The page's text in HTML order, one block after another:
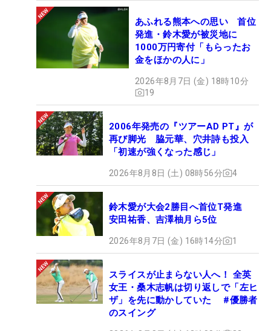
あふれる熊本への思い 首位
発進・鈴木愛が被災地に
1000万円寄付「もらったお
金をほかの人に」
2026年8月7日 (金) 18時10分
19
2006年発売の『ツアーAD PT』が
再び脚光 脇元華、穴井詩も投入
「初速が強くなった感じ」
2026年8月8日 (土) 08時56分 4
鈴木愛が大会2勝目へ首位T発進
安田祐香、吉澤柚月ら5位
2026年8月7日 (金) 16時14分 1
スライスが止まらない人へ！ 全英
女王・桑木志帆は切り返しで「左ヒ
ザ」を先に動かしていた #優勝者
のスイング